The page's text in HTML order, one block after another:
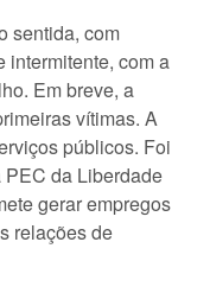
sentida, com
intermitente, com a
Em breve, a
vítimas. A
públicos. Foi
da Liberdade
gerar empregos
relações de